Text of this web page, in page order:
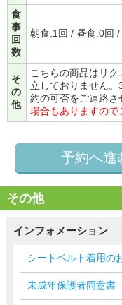
食
事
回
数
朝食:1回 / 昼食:0回 /
そ
の
他
こちらの商品はリ
立しておりません
約の可否をご連絡さ
場合もありますので
予約へ進
その他
インフォメーション
シートベルト着用の
未成年保護者同意書